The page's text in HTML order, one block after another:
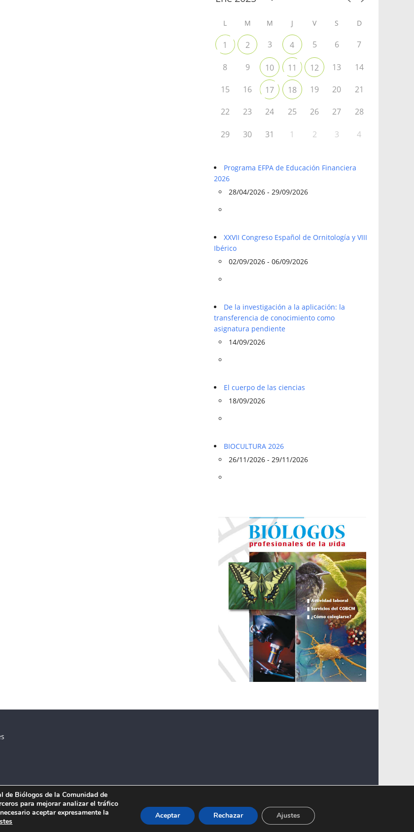
L M M J V S D
1 2 3 4 5 6 7
8 9 10 11 12 13 14
15 16 17 18 19 20 21
22 23 24 25 26 27 28
29 30 31 1 2 3 4
Programa EFPA de Educación Financiera
2026
28/04/2026 - 29/09/2026
XXVII Congreso Español de Ornitología y VIII
Ibérico
02/09/2026 - 06/09/2026
De la investigación a la aplicación: la
transferencia de conocimiento como
asignatura pendiente
14/09/2026
El cuerpo de las ciencias
18/09/2026
BIOCULTURA 2026
26/11/2026 - 29/11/2026
de Biólogos de la Comunidad de
para mejorar analizar el tráfico
aceptar expresamente la
Aceptar Rechazar Ajustes